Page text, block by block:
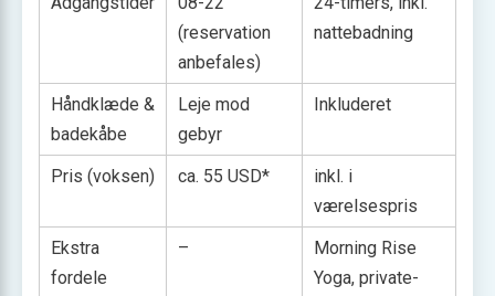
(reservation
anbefales)
nattebadning
Håndklæde &
badekåbe
Leje mod
gebyr
Inkluderet
Pris (voksen) ca. 55 USD*
inkl. i
værelsespris
Ekstra
fordele
–
Morning Rise
Yoga, private­